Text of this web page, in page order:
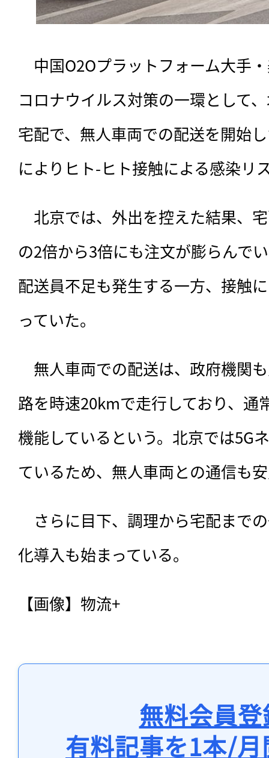
中国O2Oプラットフォーム大手
コロナウイルス対策の一環として
宅配で、無人車両での配送を開始
によりヒト-ヒト接触による感染リ
北京では、外出を控えた結果、
の2倍から3倍にも注文が膨らんで
配送員不足も発生する一方、接触
っていた。
無人車両での配送は、政府機関
路を時速20kmで走行しており、通
機能しているという。北京では5G
ているため、無人車両との通信も
さらに目下、調理から宅配まで
化導入も始まっている。
【画像】物流+
無料会員
有料記事を1本/